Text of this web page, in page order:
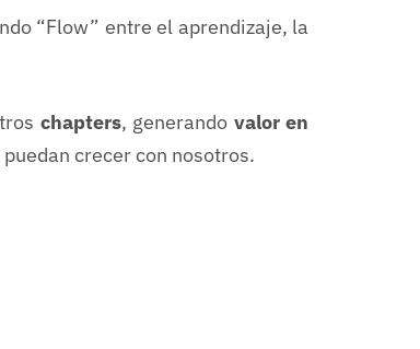
“Flow” entre el aprendizaje, la
chapters, generando valor en
puedan crecer con nosotros.